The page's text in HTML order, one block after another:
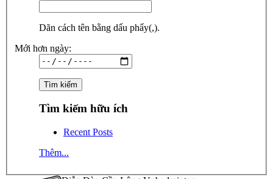
Dãn cách tên bằng dấu phẩy(,).
Mới hơn ngày:
Tìm kiếm hữu ích
Recent Posts
Thêm...